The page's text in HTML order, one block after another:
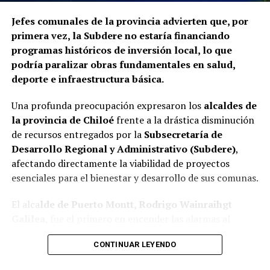
fiscalizaciones y solicitará antecedentes a cada
organismo involucrado para determinar las
responsabilidades administrativas correspondientes.
Jefes comunales de la provincia advierten que, por
primera vez, la Subdere no estaría financiando
programas históricos de inversión local, lo que
podría paralizar obras fundamentales en salud,
deporte e infraestructura básica.
Una profunda preocupación expresaron los alcaldes de
la provincia de Chiloéfrente a la drástica disminución
de recursos entregados por la Subsecretaría de
Desarrollo Regional y Administrativo (Subdere),
afectando directamente la viabilidad de proyectos
esenciales para el bienestar y desarrollo de sus comunas.
El alca lde de Puerto Montt, Rodrigo Wainraihgt
denunciar públicamente que la Subdere no cuenta con
fondos para financiar iniciativas del Programa de
CONTINUAR LEYENDO